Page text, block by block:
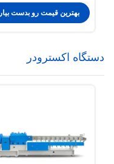
بهترین قیمت رو بدست بیار
دستگاه اکسترودر